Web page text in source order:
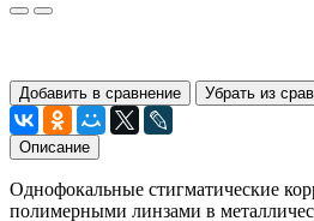
Добавить в сравнение Убрать из
Описание
Однофокальные стигматические
полимерными линзами в